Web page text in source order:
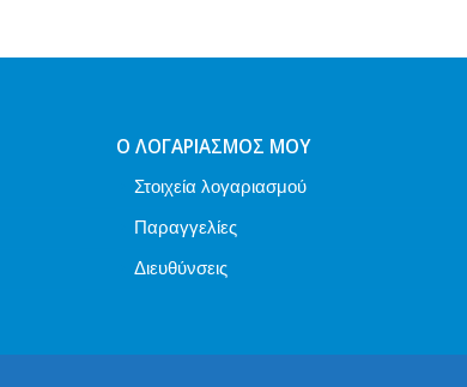
Ο ΛΟΓΑΡΙΑΣΜΌΣ ΜΟΥ
Στοιχεία λογαριασμού
Παραγγελίες
Διευθύνσεις